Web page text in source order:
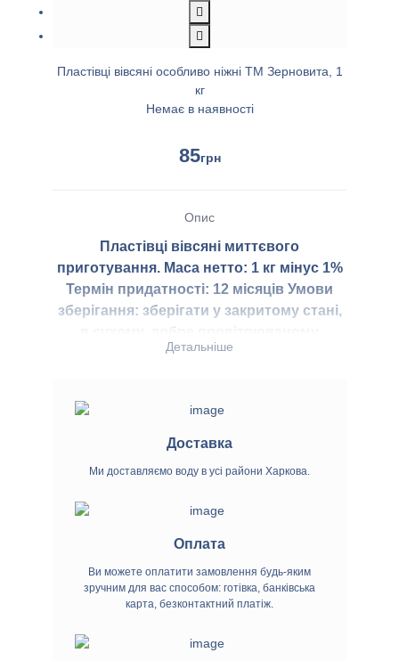
Пластівці вівсяні особливо ніжні ТМ Зерновита, 1
кг
Немає в наявності
85грн
Опис
Пластівці вівсяні миттєвого
приготування. Маса нетто: 1 кг мінус 1%
Термін придатності: 12 місяців Умови
зберігання: зберігати у закритому стані,
приміщені не зараженому шкідниками
вище +20С, відносній вологості повітря
не більше 75%.Виготовлено на
Зерновита”
Країна походження:
Харчова цінність на 100 г:
калорійність: 335 kcal (ккал) 1485,3 kj
(кДж) Вівсяні пластівці виготовлені із
цілого зерна вівса. Унікальна технологія
пропарювання при переробці зерна
дозволяє зберігати пластівцям всі
корисні речовини, вітаміни та
Детальніше
Доставка
Ми доставляємо воду в усі райони Харкова.
Оплата
Ви можете оплатити замовлення будь-яким
зручним для вас способом: готівка, банківська
карта, безконтактний платіж.